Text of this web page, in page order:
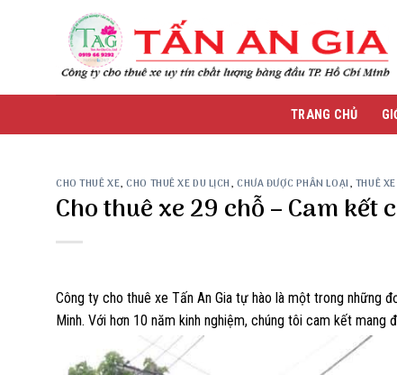
TRANG CHỦ
CHO THUÊ XE,CHO THUÊ XE DU LỊCH,CHƯA ĐƯỢC PHÂN LOẠI, THUÊ
Cho thuê xe 29 chỗ – Cam kết
Công ty cho thuê xe Tấn An Gia tự hào là một trong những
Minh. Với hơn 10 năm kinh nghiệm, chúng tôi cam kết mang